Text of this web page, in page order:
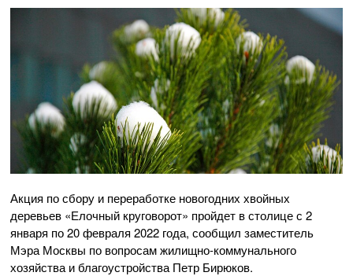
Акция по сбору и переработке новогодних хвойных
деревьев «Елочный круговорот» пройдет в столице с 2
января по 20 февраля 2022 года, сообщил заместитель
Мэра Москвы по вопросам жилищно-коммунального
хозяйства и благоустройства Петр Бирюков.